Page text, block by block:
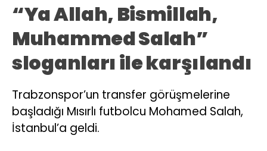
“Ya Allah, Bismillah,
Muhammed Salah”
sloganları ile karşılandı
Trabzonspor’un transfer görüşmelerine
başladığı Mısırlı futbolcu Mohamed Salah,
İstanbul’a geldi.